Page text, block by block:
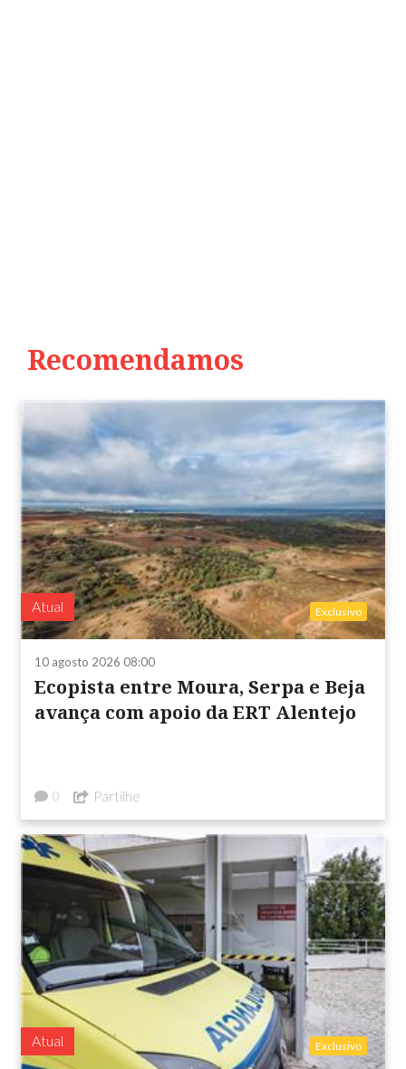
Recomendamos
Atual Exclusivo
10 agosto 2026 08:00
Ecopista entre Moura, Serpa e Beja
avança com apoio da ERT Alentejo
0 Partilhe
Atual Exclusivo